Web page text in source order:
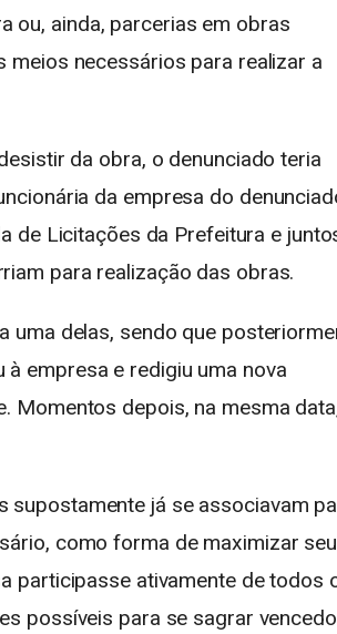
ou, ainda, parcerias em obras
meios necessários para realizar a
da obra, o denunciado teria
da empresa do
de Licitações da Prefeitura e
para realização das obras.
uma delas, sendo que
empresa e redigiu uma nova
Momentos depois, na mesma
supostamente já se associavam
como forma de maximizar
participasse ativamente de todos
possíveis para se sagrar